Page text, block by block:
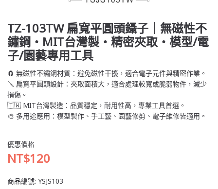
TZ-103TW 扁寬平圓頭鑷子｜無磁性不
鏽鋼・MIT台灣製・精密夾取・模型/電
子/園藝專用工具
🧲 無磁性不鏽鋼材質：避免磁性干擾，適合電子元件與精密作業。
🪛 扁寬平圓頭設計：夾取面積大，適合處理較寬或脆弱物件，減少
損傷。
🇹🇼 MIT台灣製造：品質穩定，耐用性高，專業工具首選。
🎨 多用途應用：模型製作、手工藝、園藝修剪、電子維修皆適用。
優惠價格
NT$120
商品編號: YSJS103